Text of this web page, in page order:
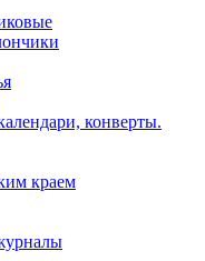
конверты.
краем